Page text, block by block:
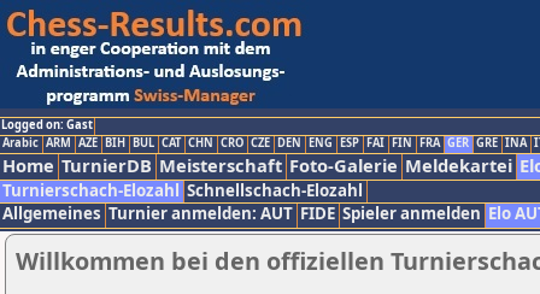
Logged on: Gast
Arabic ARM AZE BIH BUL CAT CHN CRO CZE DEN ENG ESP FAI FIN FRA GER GRE INA
Home TurnierDB Meisterschaft Foto-Galerie Meldekartei
Turnierschach-Elozahl Schnellschach-Elozahl
Allgemeines Turnier anmelden: AUT FIDE Spieler anmelden Elo
Willkommen bei den offiziellen